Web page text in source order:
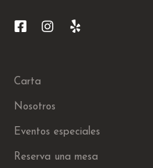
Carta
Nosotros
Eventos especiales
Reserva una mesa